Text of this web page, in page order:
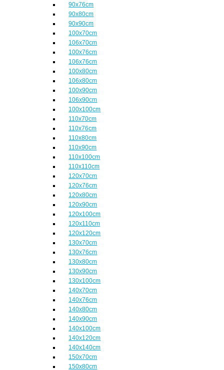
90x76cm
90x80cm
90x90cm
100x70cm
106x70cm
100x76cm
106x76cm
100x80cm
106x80cm
100x90cm
106x90cm
100x100cm
110x70cm
110x76cm
110x80cm
110x90cm
110x100cm
110x110cm
120x70cm
120x76cm
120x80cm
120x90cm
120x100cm
120x110cm
120x120cm
130x70cm
130x76cm
130x80cm
130x90cm
130x100cm
140x70cm
140x76cm
140x80cm
140x90cm
140x100cm
140x120cm
140x140cm
150x70cm
150x80cm